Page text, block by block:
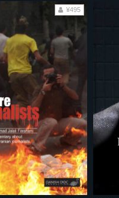
¥495